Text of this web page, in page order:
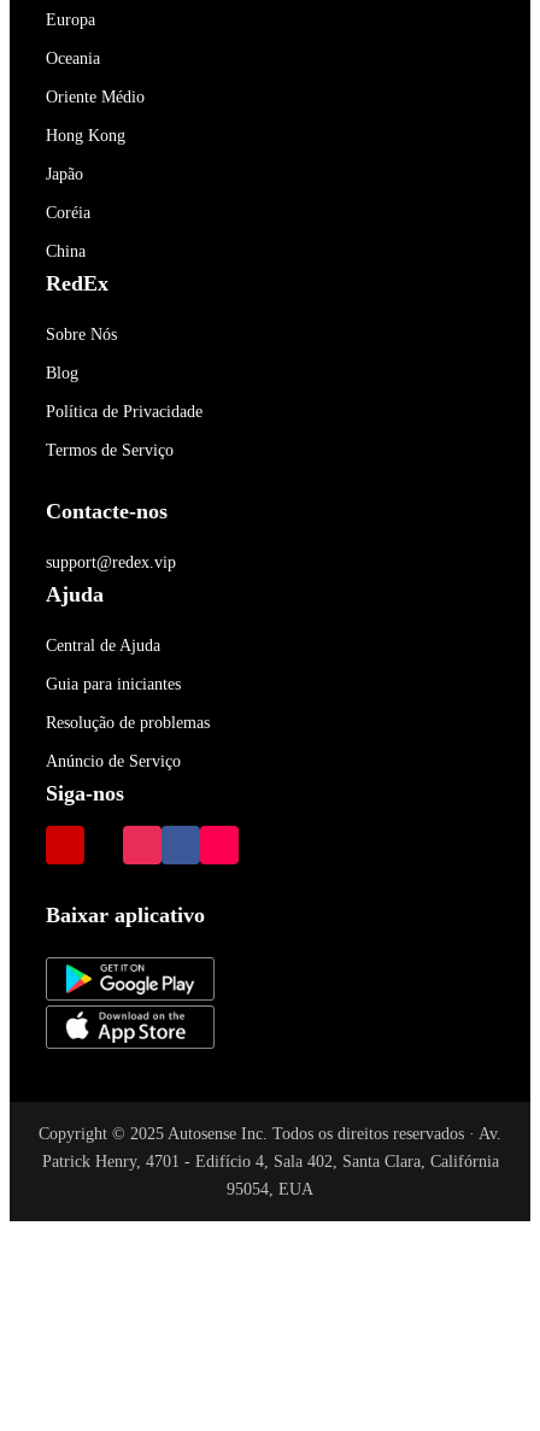
Europa
Oceania
Oriente Médio
Hong Kong
Japão
Coréia
China
RedEx
Sobre Nós
Blog
Política de Privacidade
Termos de Serviço
Contacte-nos
support@redex.vip
Ajuda
Central de Ajuda
Guia para iniciantes
Resolução de problemas
Anúncio de Serviço
Siga-nos
Baixar aplicativo
Copyright © 2025 Autosense Inc. Todos os direitos reservados · Av.
Patrick Henry, 4701 - Edifício 4, Sala 402, Santa Clara, Califórnia
95054, EUA